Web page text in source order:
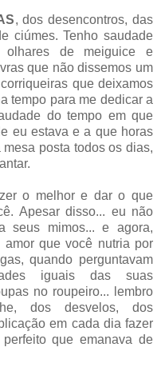
, dos desencontros, das
ciúmes. Tenho saudade
de meiguice e
que não dissemos um
que deixamos
tempo para me dedicar a
do tempo em que
eu estava e a que horas
posta todos os dias,
o melhor e dar o que
Apesar disso... eu não
seus mimos... e agora,
amor que você nutria por
quando perguntavam
iguais das suas
no roupeiro... lembro
dos desvelos, dos
em cada dia fazer
que emanava de